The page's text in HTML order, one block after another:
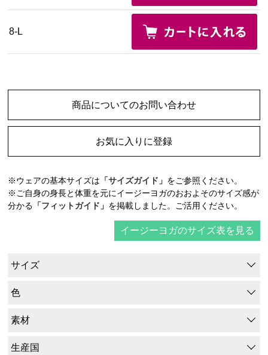
8-L
商品についてのお問い合わせ
お気に入りに登録
※ウェアの基本サイズは 「サイズガイド」 をご参照ください。
※ご自身の身長と体重を元にイージーヨガのおおよそのサイズ感が
分かる 「フィットガイド」 を掲載しました。ご活用ください。
イージーヨガのサイズ表を見る
サイズ
色
素材
生産国